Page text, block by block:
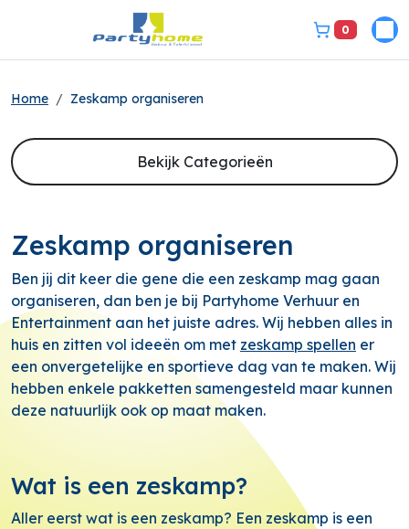
bel ons
0
Home Zeskamp organiseren
Bekijk Categorieën
Zeskamp organiseren
Ben jij dit keer die gene die een zeskamp mag gaan
organiseren, dan ben je bij Partyhome Verhuur en
Entertainment aan het juiste adres. Wij hebben alles in
huis en zitten vol ideeën om met zeskamp spellen er
een onvergetelijke en sportieve dag van te maken. Wij
hebben enkele pakketten samengesteld maar kunnen
deze natuurlijk ook op maat maken.
Wat is een zeskamp?
Aller eerst wat is een zeskamp? Een zeskamp is een